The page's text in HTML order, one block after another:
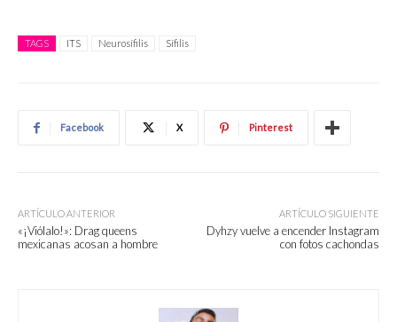
TAGS ITS Neurosífilis Sífilis
Facebook X Pinterest
ARTÍCULO ANTERIOR
«¡Viólalo!»: Drag queens
mexicanas acosan a hombre
ARTÍCULO SIGUIENTE
Dyhzy vuelve a encender Instagram
con fotos cachondas